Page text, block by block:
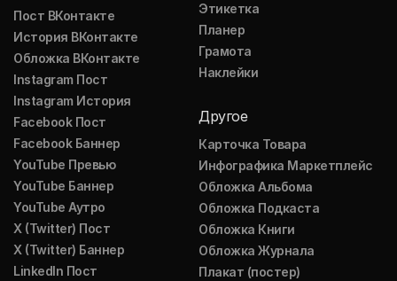
Пост ВКонтакте
История ВКонтакте
Обложка ВКонтакте
Instagram Пост
Instagram История
Facebook Пост
Facebook Баннер
YouTube Превью
YouTube Баннер
YouTube Аутро
X (Twitter) Пост
X (Twitter) Баннер
LinkedIn Пост
Этикетка
Планер
Грамота
Наклейки
Другое
Карточка Товара
Инфографика Маркетплейс
Обложка Альбома
Обложка Подкаста
Обложка Книги
Обложка Журнала
Плакат (постер)